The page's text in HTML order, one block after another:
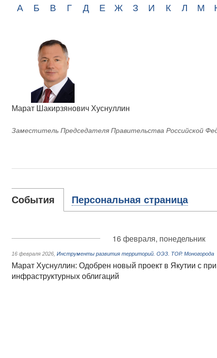
А Б В Г Д Е Ж З И К Л М
Марат Шакирзянович Хуснуллин
Заместитель Председателя Правительства Российской
События Персональная страница
16 февраля, понедельник
16 февраля 2026 Инструменты развития территорий. ОЭЗ. ТОР. Моногорода
Марат Хуснуллин: Одобрен новый проект в Якутии с
инфраструктурных облигаций